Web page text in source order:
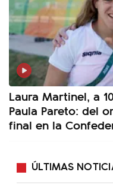
Laura Martinel, a
Paula Pareto: del
final en la
ÚLTIMAS